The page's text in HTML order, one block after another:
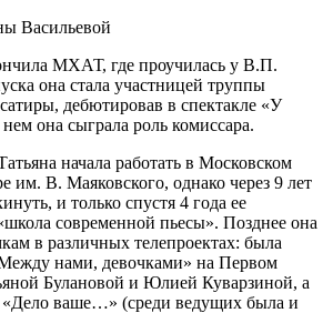
Васильевой
МХАТ, где проучилась у В.П.
она стала участницей труппы
дебютировав в спектакле «У
она сыграла роль комиссара.
начала работать в Московском
им. В. Маяковского, однако через 9 лет
и только спустя 4 года ее
современной пьесы». Позднее она
в различных телепроектах: была
нами, девочками» на Первом
Булановой и Юлией Куварзиной, а
«Дело ваше…» (среди ведущих была и